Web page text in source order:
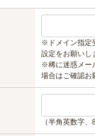
※ドメイン指定
設定をお願いし
※稀に迷惑メー
場合はご確認お
（半角英数字